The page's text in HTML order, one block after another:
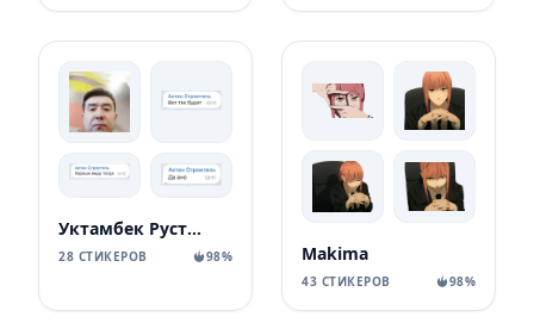
Уктамбек Рустамбекович
28 СТИКЕРОВ 98% Makima
43 СТИКЕРОВ 98%